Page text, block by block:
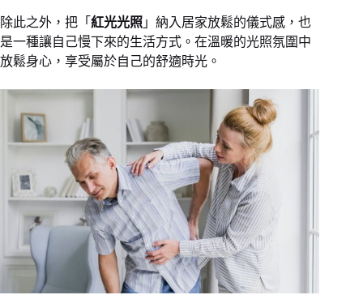
除此之外，把「 紅光光照 」納入居家放鬆的儀式感，也
是一種讓自己慢下來的生活方式。在溫暖的光照氛圍中
放鬆身心，享受屬於自己的舒適時光。